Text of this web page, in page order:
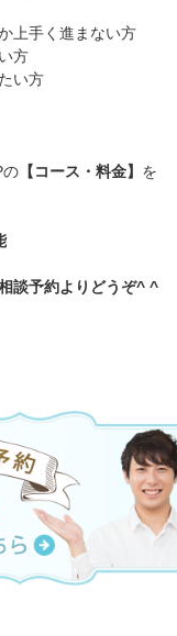
上手く進まない方
方
い方
の 【コース・料金】 を
談予約よりどうぞ^ ^